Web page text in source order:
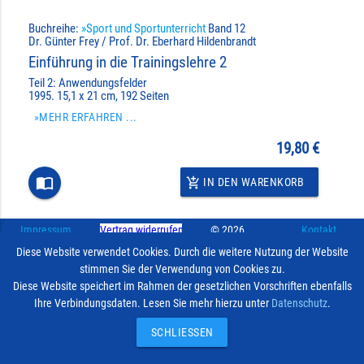
Buchreihe: »Sport und SportunterrichtBand 12
Dr. Günter Frey / Prof. Dr. Eberhard Hildenbrandt
Einführung in die Trainingslehre 2
Teil 2: Anwendungsfelder
1995. 15,1 x 21 cm, 192 Seiten
»MEHR ERFAHREN ...
19,80 €
import_contacts add_shopping_cart IN DEN WARENKORB
Impressum Vertrag widerrufen
© 2026
Hofmann-Verlag
Kontakt
Diese Website verwendet Cookies. Durch die weitere Nutzung der Website
stimmen Sie der Verwendung von Cookies zu.
Diese Website speichert im Rahmen der gesetzlichen Vorschriften ebenfalls
Ihre Verbindungsdaten. Lesen Sie mehr hierzu unter Datenschutz.
SCHLIESSEN